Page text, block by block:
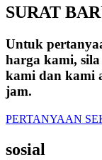
SURAT
Untuk
harga kami,
kami dan kami
jam.
PERTANYAAN
sosial